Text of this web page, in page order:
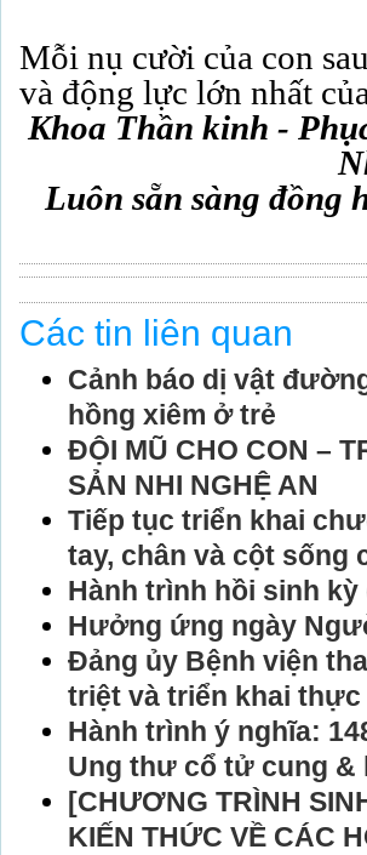
Mỗi nụ cười của con
và động lực lớn nhất
Khoa Thần kinh -
Luôn sẵn sàng đồng
Các tin liên quan
Cảnh báo dị vật
hồng xiêm ở trẻ
ĐỘI MŨ CHO CON –
SẢN NHI NGHỆ AN
Tiếp tục triển khai
tay, chân và cột sống
Hành trình hồi sinh
Hưởng ứng ngày
Đảng ủy Bệnh viện
triệt và triển khai thực
Hành trình ý nghĩa:
Ung thư cổ tử cung &
[CHƯƠNG TRÌNH
KIẾN THỨC VỀ CÁC